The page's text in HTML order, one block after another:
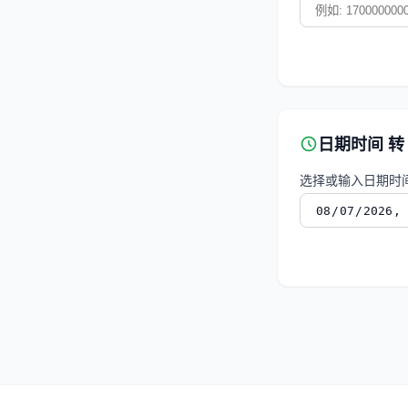
日期时间
选择或输入日期时